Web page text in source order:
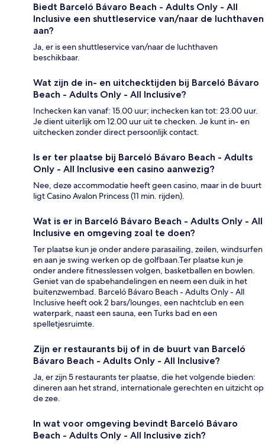
Biedt Barceló Bávaro Beach - Adults Only - All
Inclusive een shuttleservice van/naar de luchthaven
aan?
Ja, er is een shuttleservice van/naar de luchthaven
beschikbaar.
Wat zijn de in- en uitchecktijden bij Barceló Bávaro
Beach - Adults Only - All Inclusive?
Inchecken kan vanaf: 15.00 uur; inchecken kan tot: 23.00 uur.
Je dient uiterlijk om 12.00 uur uit te checken. Je kunt in- en
uitchecken zonder direct persoonlijk contact.
Is er ter plaatse bij Barceló Bávaro Beach - Adults
Only - All Inclusive een casino aanwezig?
Nee, deze accommodatie heeft geen casino, maar in de buurt
ligt Casino Avalon Princess (11 min. rijden).
Wat is er in Barceló Bávaro Beach - Adults Only - All
Inclusive en omgeving zoal te doen?
Ter plaatse kun je onder andere parasailing, zeilen, windsurfen
en aan je swing werken op de golfbaan.Ter plaatse kun je
onder andere fitnesslessen volgen, basketballen en bowlen.
Geniet van de spabehandelingen en neem een duik in het
buitenzwembad. Barceló Bávaro Beach - Adults Only - All
Inclusive heeft ook 2 bars/lounges, een nachtclub en een
waterpark, naast een sauna, een Turks bad en een
spelletjesruimte.
Zijn er restaurants bij of in de buurt van Barceló
Bávaro Beach - Adults Only - All Inclusive?
Ja, er zijn 5 restaurants ter plaatse, die het volgende bieden:
dineren aan het strand, internationale gerechten en uitzicht op
de zee.
In wat voor omgeving bevindt Barceló Bávaro
Beach - Adults Only - All Inclusive zich?